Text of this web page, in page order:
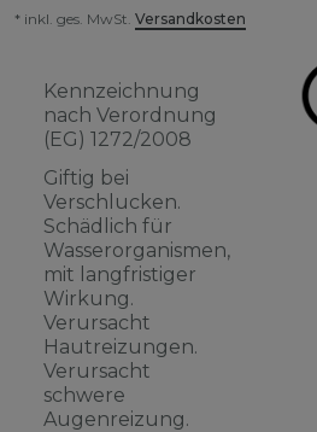
* inkl. ges. MwSt. Versandkosten
Kennzeichnung
nach Verordnung
(EG) 1272/2008
Giftig bei
Verschlucken.
Schädlich für
Wasserorganismen,
mit langfristiger
Wirkung.
Verursacht
Hautreizungen.
Verursacht
schwere
Augenreizung.